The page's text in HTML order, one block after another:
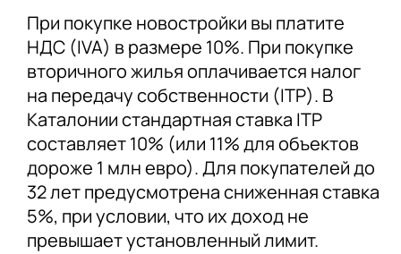
При покупке новостройки вы платите
НДС (IVA) в размере 10%. При покупке
вторичного жилья оплачивается налог
на передачу собственности (ITP). В
Каталонии стандартная ставка ITP
составляет 10% (или 11% для объектов
дороже 1 млн евро). Для покупателей до
32 лет предусмотрена сниженная ставка
5%, при условии, что их доход не
превышает установленный лимит.